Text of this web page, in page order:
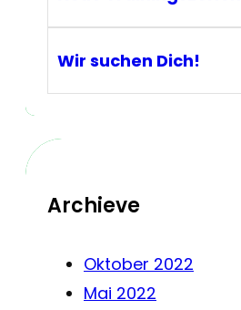
Wir suchen Dich!
Archieve
Oktober 2022
Mai 2022